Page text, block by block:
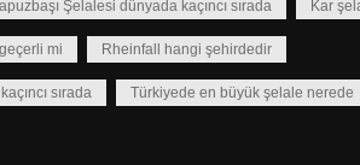
Şelalesi dünyada kaçıncı sırada Kar
mi Rheinfall hangi şehirdedir
sırada Türkiyede en büyük şelale nerede